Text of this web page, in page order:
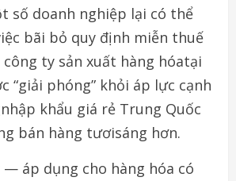
số doanh nghiệp lại có thể
bãi bỏ quy định miễn thuế
công ty sản xuất hàng hóatại
“giải phóng” khỏi áp lực cạnh
nhập khẩu giá rẻ Trung Quốc
bán hàng tươisáng hơn.
— áp dụng cho hàng hóa có